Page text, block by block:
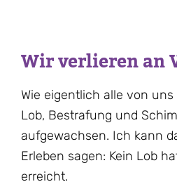
Wir verlieren an
Wie eigentlich alle von
Lob, Bestrafung und
aufgewachsen. Ich kann
Erleben sagen: Kein Lob
erreicht.